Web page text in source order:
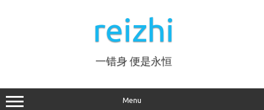
reizhi
一错身 便是永恒
Menu